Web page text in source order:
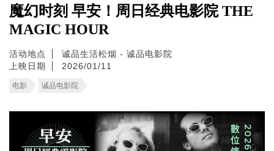
魔幻时刻 早安！周日经典电影院 THE
MAGIC HOUR
活动地点
诚品生活松烟 - 诚品电影院
上映日期
2026/01/11
电影 诚品电影院